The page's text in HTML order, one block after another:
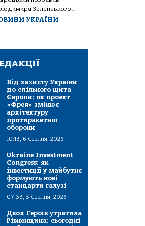
Зеленського...
УКРАЇНИ
Від захисту України
до спільного щита
Європи: як проєкт
«Фрея» змінює
архітектуру
протиракетної
оборони
10:13, 6 Серпня, 2026
Ukraine Investment
Congress: як
інвестиції у майбутнє
формують нові
стандарти галузі
07:33, 5 Серпня, 2026
Двох Героїв утратила
Рівненщина: сьогодні